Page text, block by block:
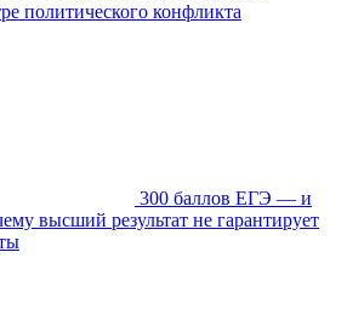
политического конфликта
300 баллов ЕГЭ — и
высший результат не гарантирует